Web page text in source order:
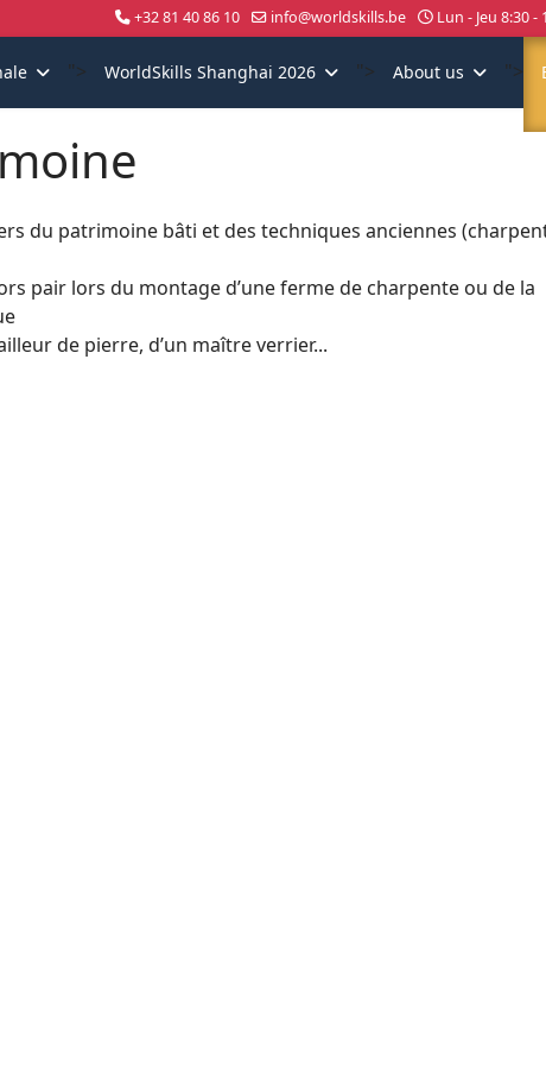
+32 81 40 86 10 info@worldskills.be Lun - Jeu 8:30 -
"> WorldSkills Shanghai 2026 "> About us ">
du patrimoine bâti et des techniques anciennes
pair lors du montage d’une ferme de charpente ou de la
de pierre, d’un maître verrier...